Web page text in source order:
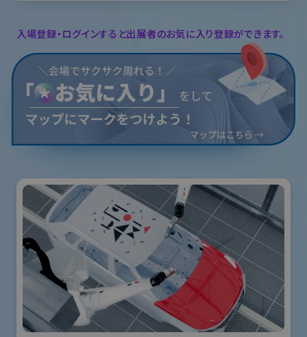
入場登録・ログインすると出展者のお気に入り登録ができます。